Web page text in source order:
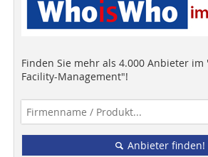
Finden Sie mehr als 4.000 Anbieter im
Facility-Management"!
Anbieter finden!